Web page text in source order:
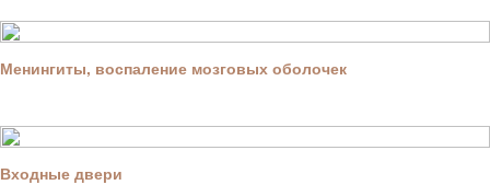
Менингиты, воспаление мозговых оболочек
Входные двери